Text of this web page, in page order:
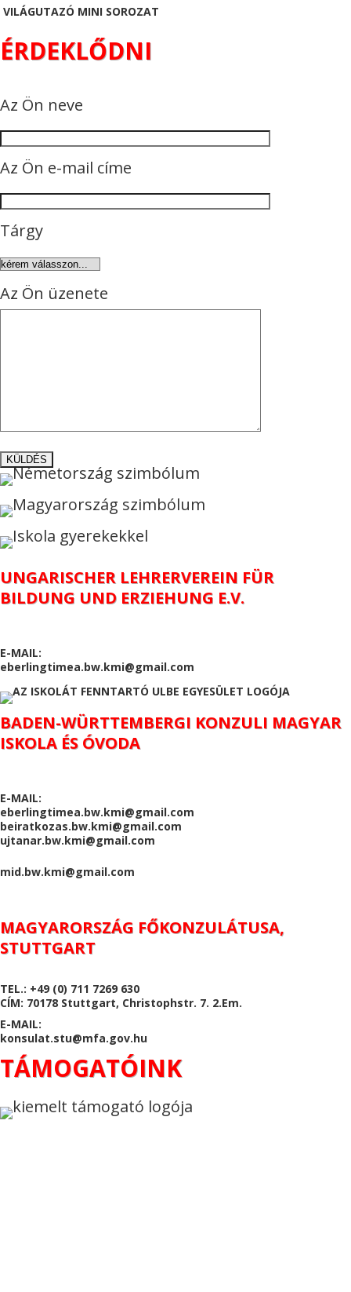
VILÁGUTAZÓ MINI SOROZAT
ÉRDEKLŐDNI
Az Ön neve
Az Ön e-mail címe
Tárgy
Az Ön üzenete
UNGARISCHER LEHRERVEREIN FÜR
BILDUNG UND ERZIEHUNG E.V.
E-MAIL:
eberlingtimea.bw.kmi@gmail.com
BADEN-WÜRTTEMBERGI KONZULI MAGYAR
ISKOLA ÉS ÓVODA
E-MAIL:
eberlingtimea.bw.kmi@gmail.com
beiratkozas.bw.kmi@gmail.com
ujtanar.bw.kmi@gmail.com
mid.bw.kmi@gmail.com
MAGYARORSZÁG FŐKONZULÁTUSA,
STUTTGART
TEL.: +49 (0) 711 7269 630
CÍM: 70178 Stuttgart, Christophstr. 7. 2.Em.
E-MAIL:
konsulat.stu@mfa.gov.hu
TÁMOGATÓINK